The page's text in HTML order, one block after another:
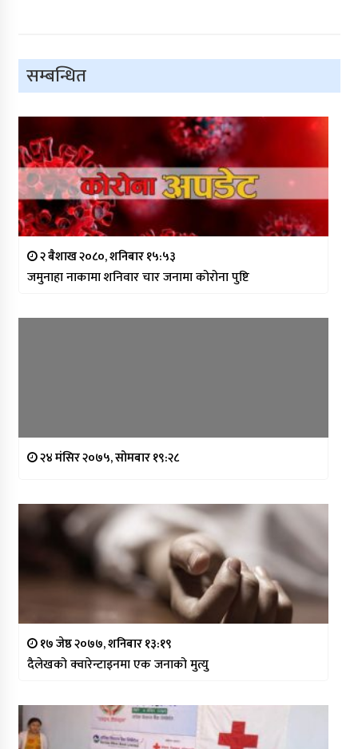
सम्बन्धित
२ बैशाख २०८०, शनिबार १५:५३
जमुनाहा नाकामा शनिवार चार जनामा कोरोना पुष्टि
२४ मंसिर २०७५, सोमबार १९:२८
१७ जेष्ठ २०७७, शनिबार १३:१९
दैलेखको क्वारेन्टाइनमा एक जनाको मुत्यु